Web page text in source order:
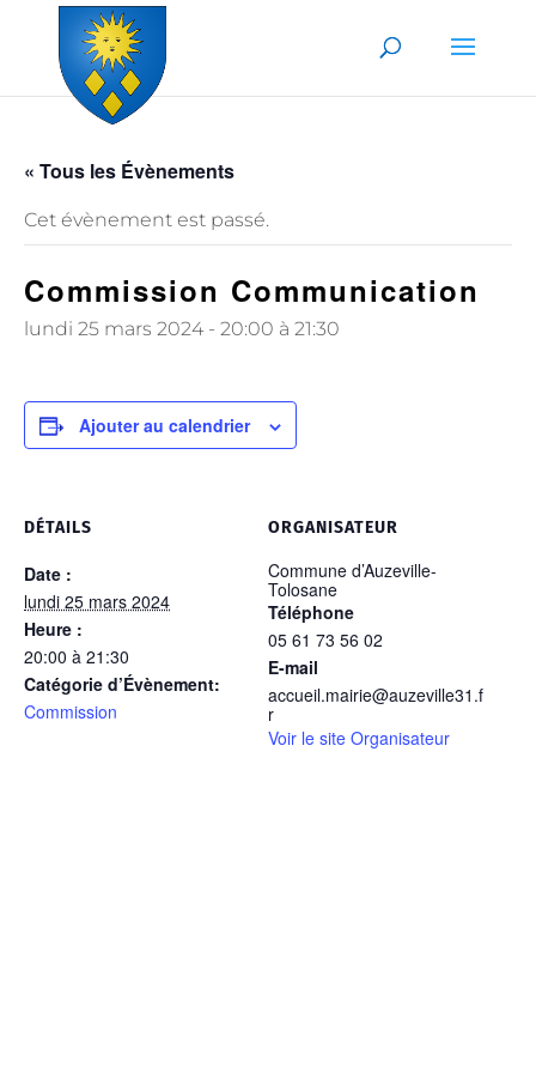
Skip to content
« Tous les Évènements
Cet évènement est passé.
Commission Communication
lundi 25 mars 2024 - 20:00 à 21:30
Ajouter au calendrier
DÉTAILS
Date :
lundi 25 mars 2024
Heure :
20:00 à 21:30
Catégorie d’Évènement:
Commission
ORGANISATEUR
Commune d’Auzeville-
Tolosane
Téléphone
05 61 73 56 02
E-mail
accueil.mairie@auzeville31.f
r
Voir le site Organisateur